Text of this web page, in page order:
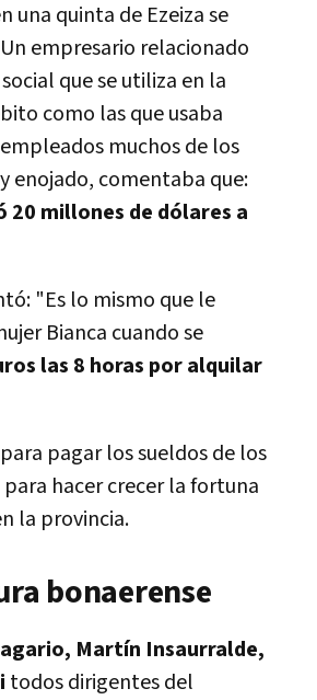
una quinta de Ezeiza se
empresario relacionado
que se utiliza en la
como las que usaba
muchos de los
enojado, comentaba que:
20 millones de dólares a
"Es lo mismo que le
Bianca cuando se
las 8 horas por alquilar
pagar los sueldos de los
hacer crecer la fortuna
la provincia.
bonaerense
Martín Insaurralde,
todos dirigentes del